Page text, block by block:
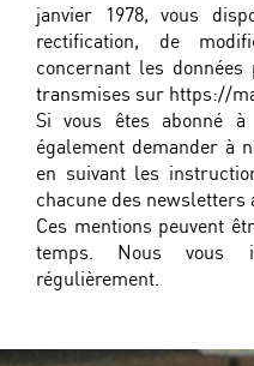
janvier 1978, vous
rectification, de
concernant les données
transmises sur https://
Si vous êtes abonné à
également demander à
en suivant les
chacune des newsletters
Ces mentions peuvent
temps. Nous vous
régulièrement.